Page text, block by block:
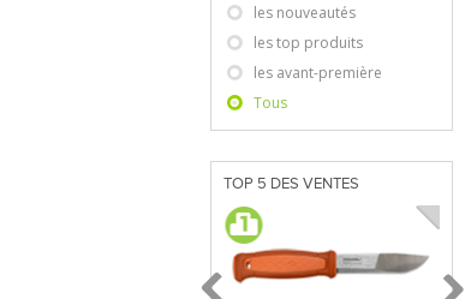
les nouveautés
les top produits
les avant-première
Tous
TOP 5 DES VENTES